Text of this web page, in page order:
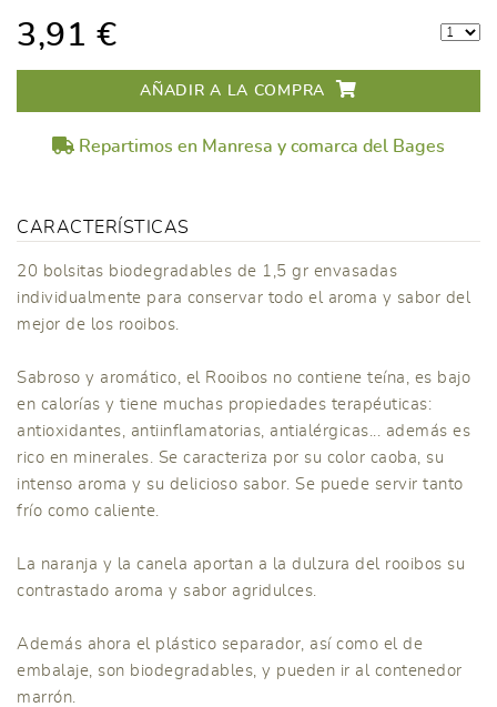
3,91 €
AÑADIR A LA COMPRA
Repartimos en Manresa y comarca del Bages
CARACTERÍSTICAS
20 bolsitas biodegradables de 1,5 gr envasadas
individualmente para conservar todo el aroma y sabor del
mejor de los rooibos.
Sabroso y aromático, el Rooibos no contiene teína, es bajo
en calorías y tiene muchas propiedades terapéuticas:
antioxidantes, antiinflamatorias, antialérgicas... además es
rico en minerales. Se caracteriza por su color caoba, su
intenso aroma y su delicioso sabor. Se puede servir tanto
frío como caliente.
La naranja y la canela aportan a la dulzura del rooibos su
contrastado aroma y sabor agridulces.
Además ahora el plástico separador, así como el de
embalaje, son biodegradables, y pueden ir al contenedor
marrón.